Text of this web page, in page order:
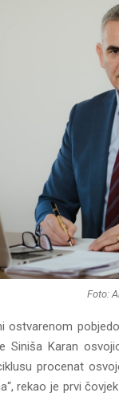
Foto:
ostvarenom
Siniša Karan
procenat
rekao je prvi